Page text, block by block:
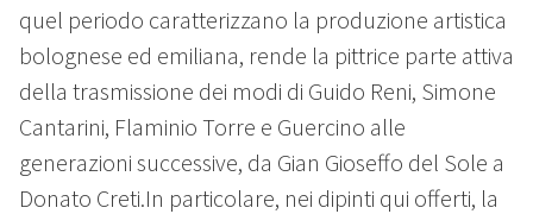
quel periodo caratterizzano la produzione artistica
bolognese ed emiliana, rende la pittrice parte attiva
della trasmissione dei modi di Guido Reni, Simone
Cantarini, Flaminio Torre e Guercino alle
generazioni successive, da Gian Gioseffo del Sole a
Donato Creti.In particolare, nei dipinti qui offerti, la